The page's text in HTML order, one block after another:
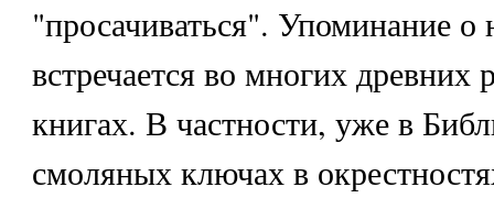
"просачиваться". Упоминание о
встречается во многих древних
книгах. В частности, уже в
смоляных ключах в